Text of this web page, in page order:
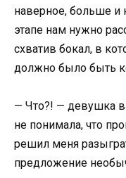
наверное, больше и
этапе нам нужно
схватив бокал, в
должно было быть
— Что?! — девушка
не понимала, что
решил меня
предложение